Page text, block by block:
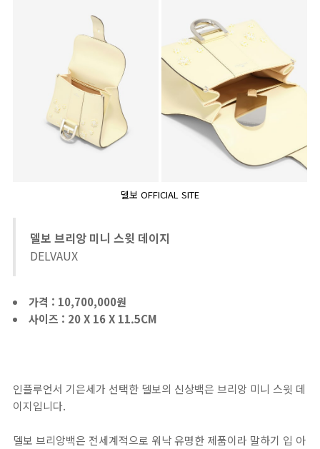
델보 OFFICIAL SITE
델보 브리앙 미니 스윗 데이지
DELVAUX
가격 : 10,700,000원
사이즈 : 20 X 16 X 11.5CM
인플루언서 기은세가 선택한 델보의 신상백은 브리앙 미니 스윗 데
이지입니다.
델보 브리앙백은 전세계적으로 워낙 유명한 제품이라 말하기 입 아